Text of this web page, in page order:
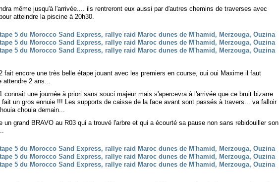
même jusqu'à l'arrivée.... ils rentreront eux aussi par d'autres chemins de traverses avec
atteindre la piscine à 20h30.
fait encore une très belle étape jouant avec les premiers en course, oui oui Maxime il faut
attendre 2 ans...
connait une journée à priori sans souci majeur mais s'apercevra à l'arrivée que ce bruit bizarre
fait un gros ennuie !!! Les supports de caisse de la face avant sont passés à travers... va falloir
chouia demain...
un grand BRAVO au R03 qui a trouvé l'arbre et qui a écourté sa pause non sans rebidouiller son